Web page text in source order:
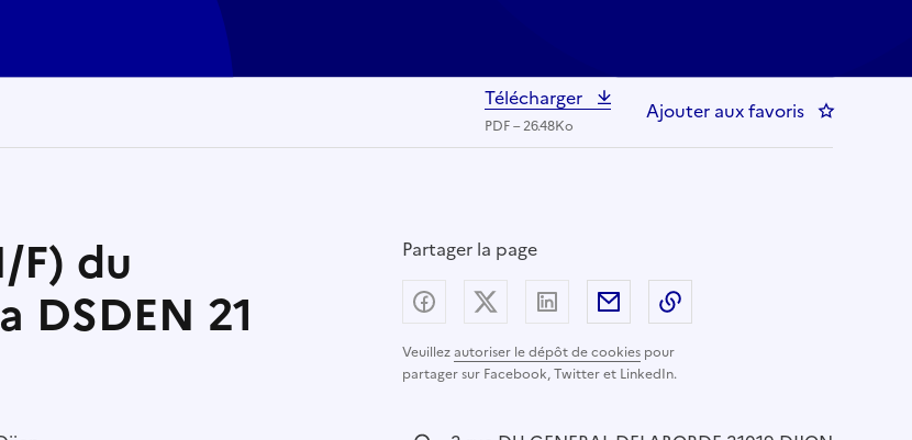
Télécharger
PDF – 26.48Ko
Ajouter aux favoris : Assistant
F) du
DSDEN 21
Partager la page
Veuillezautoriser le dépôt de cookies pour
partager sur Facebook, Twitter et LinkedIn.
Partager sur Facebook
Partager sur X (anciennement Twitter) -
Partager sur LinkedIn
Partager par email